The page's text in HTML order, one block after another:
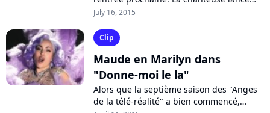
son nouveau single "Jamais", entre pop et
July 16, 2015
Clip
Maude en Marilyn dans
"Donne-moi le la"
Alors que la septième saison des "Anges
de la télé-réalité" a bien commencé,